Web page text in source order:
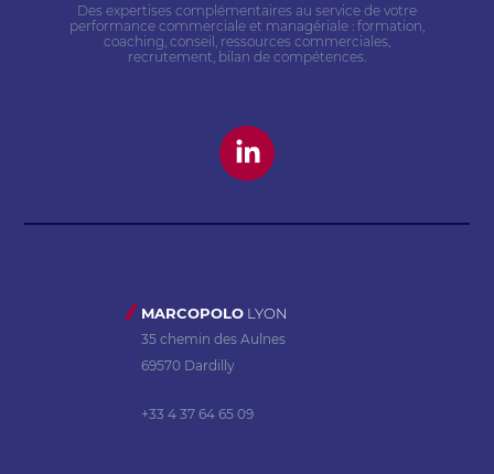
Des expertises complémentaires au service de votre
performance commerciale et managériale : formation,
coaching, conseil, ressources commerciales,
recrutement, bilan de compétences.
MARCOPOLO LYON
35 chemin des Aulnes
69570 Dardilly
+33 4 37 64 65 09